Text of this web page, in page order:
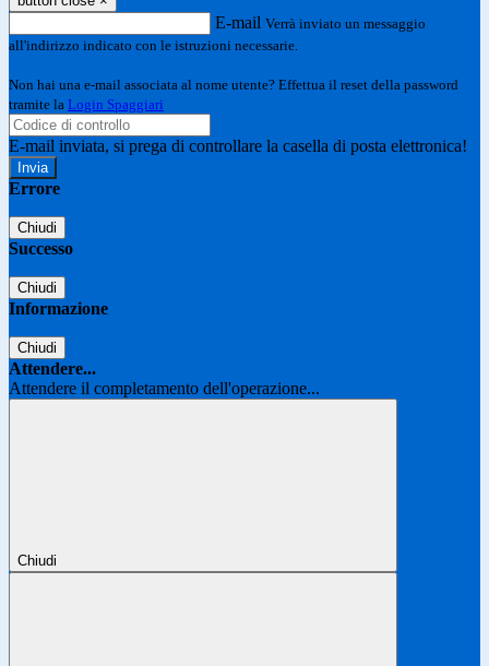
E-mail Verrà inviato un messaggio
all'indirizzo indicato con le istruzioni necessarie.
Non hai una e-mail associata al nome utente? Effettua il reset della password
tramite la Login Spaggiari
E-mail inviata, si prega di controllare la casella di posta elettronica!
Errore
Chiudi
Successo
Chiudi
Informazione
Chiudi
Attendere...
Attendere il completamento dell'operazione...
Chiudi